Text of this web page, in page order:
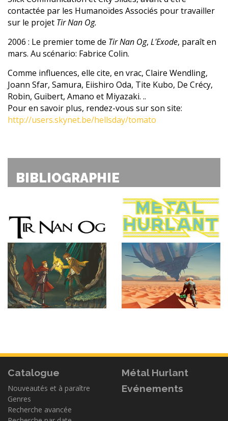
contactée par les Humanoïdes Associés pour travailler
sur le projet Tir Nan Og.
2006 : Le premier tome de Tir Nan Og, L'Exode, paraît en
mars. Au scénario: Fabrice Colin.
Comme influences, elle cite, en vrac, Claire Wendling,
Joann Sfar, Samura, Eiishiro Oda, Tite Kubo, De Crécy,
Robin, Guibert, Amano et Miyazaki. ..
Pour en savoir plus, rendez-vous sur son site:
http://users.skynet.be/hellsday/tomato
BIBLIOGRAPHIE
Catalogue
Nouveautés et à paraître
Genres
Recherche avancée
Métal Hurlant
Evénements